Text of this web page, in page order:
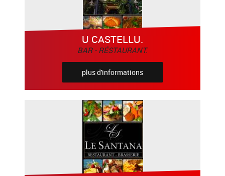
U CASTELLU.
BAR - RÉSTAURANT.
plus d'informations